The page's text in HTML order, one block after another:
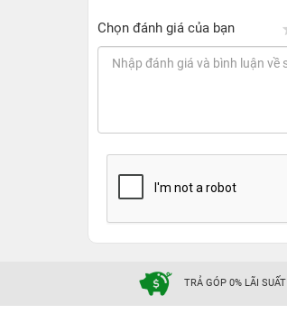
Chọn đánh giá của bạn
TRẢ GÓP 0% LÃI SUẤT